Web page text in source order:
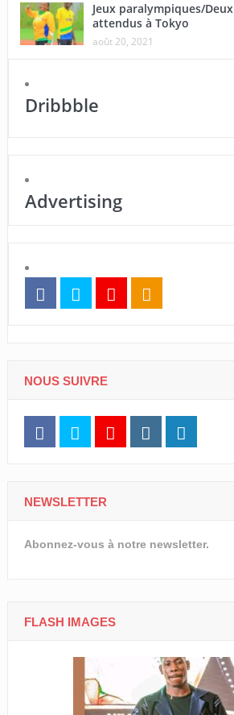
Jeux paralympiques/
attendus à Tokyo
août 20, 2021
Dribbble
Advertising
NOUS SUIVRE
NEWSLETTER
Abonnez-vous à notre newsletter.
FLASH IMAGES